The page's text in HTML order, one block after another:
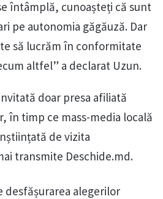
întâmplă, cunoașteți că sunt
pe autonomia găgăuză. Dar
să lucrăm în conformitate
altfel” a declarat Uzun.
doar presa afiliată
în timp ce mass-media locală
de vizita
transmite Deschide.md.
desfășurarea alegerilor